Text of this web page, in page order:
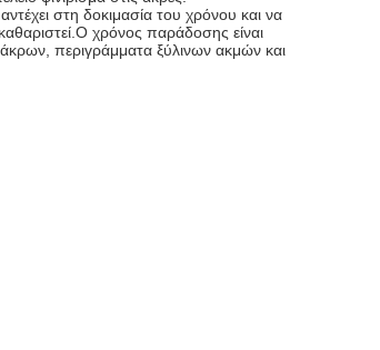
στη δοκιμασία του χρόνου και να
χρόνος παράδοσης είναι
περιγράμματα ξύλινων ακμών και